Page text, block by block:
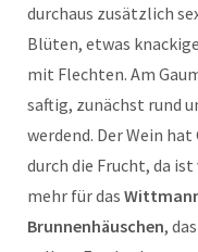
durchaus zusätzlich
Blüten, etwas
mit Flechten. Am
saftig, zunächst rund
werdend. Der Wein
durch die Frucht, da
mehr für das
Brunnenhäuschen,